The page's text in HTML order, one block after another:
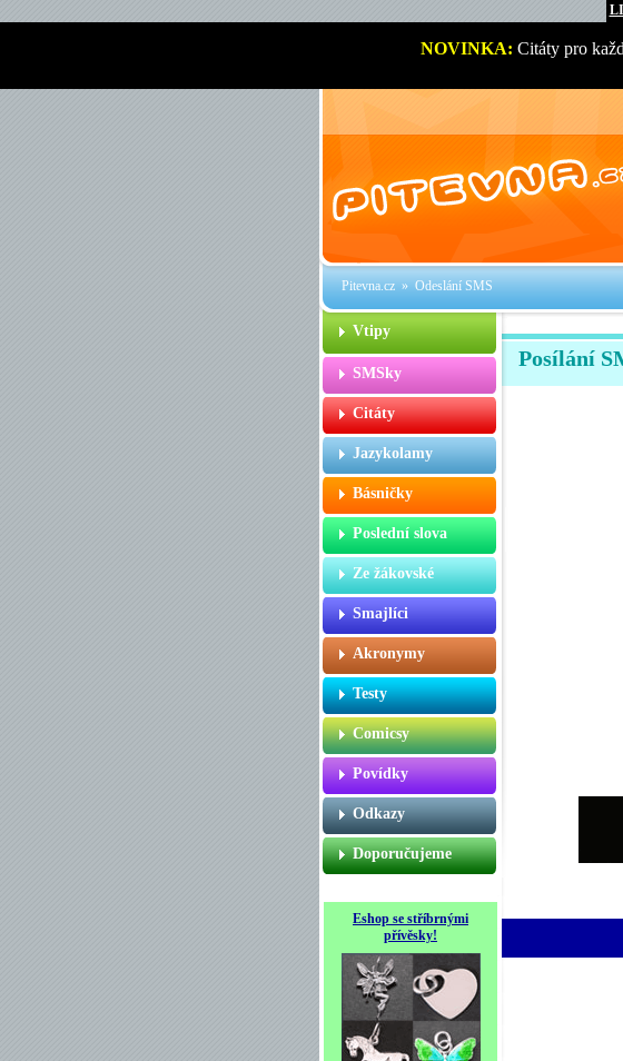
NOVINKA: Citáty pro
Pitevna.cz» Odeslání SMS
Vtipy
SMSky
Citáty
Jazykolamy
Básničky
Poslední slova
Ze žákovské
Smajlíci
Akronymy
Testy
Comicsy
Povídky
Odkazy
Doporučujeme
Eshop se stříbrnými
přívěsky!
Posílání